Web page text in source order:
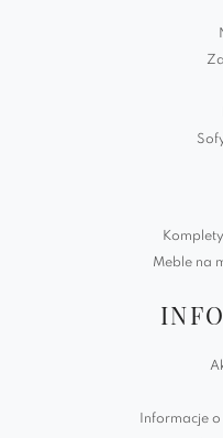
Meble na
Informacje